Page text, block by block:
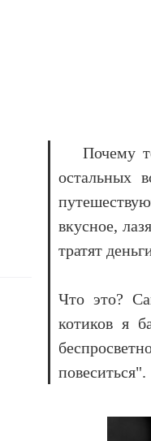
Почему
остальных
вкусное,
тратят
Что это?
котиков я
повеситься".